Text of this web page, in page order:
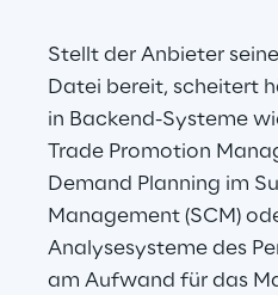
Stellt der Anbieter
Datei bereit, scheitert
in Backend-Systeme
Trade Promotion
Demand Planning im
Management (SCM)
Analysesysteme des
am Aufwand für das